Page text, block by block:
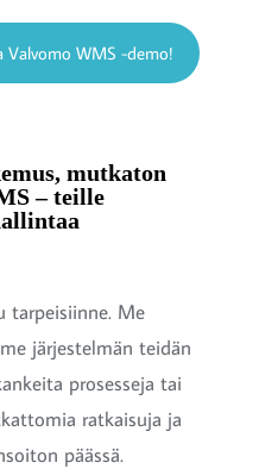
Valvomo WMS -demo!
mutkaton
– teille
tarpeisiinne. Me
järjestelmän teidän
prosesseja tai
ratkaisuja ja
päässä.